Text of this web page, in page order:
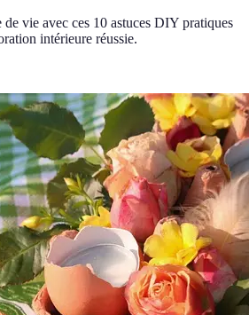
de vie avec ces 10 astuces DIY pratiques
intérieure réussie.